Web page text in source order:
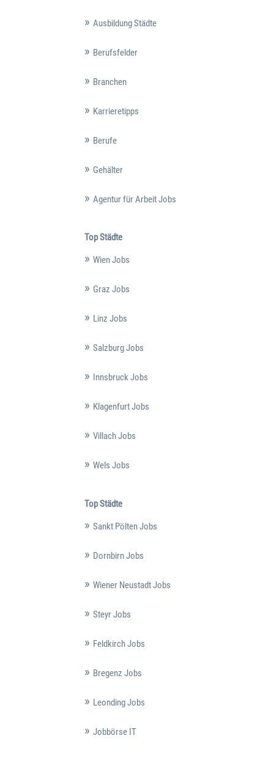
Ausbildung Städte
Berufsfelder
Branchen
Karrieretipps
Berufe
Gehälter
Agentur für Arbeit Jobs
Top Städte
Wien Jobs
Graz Jobs
Linz Jobs
Salzburg Jobs
Innsbruck Jobs
Klagenfurt Jobs
Villach Jobs
Wels Jobs
Top Städte
Sankt Pölten Jobs
Dornbirn Jobs
Wiener Neustadt Jobs
Steyr Jobs
Feldkirch Jobs
Bregenz Jobs
Leonding Jobs
Jobbörse IT